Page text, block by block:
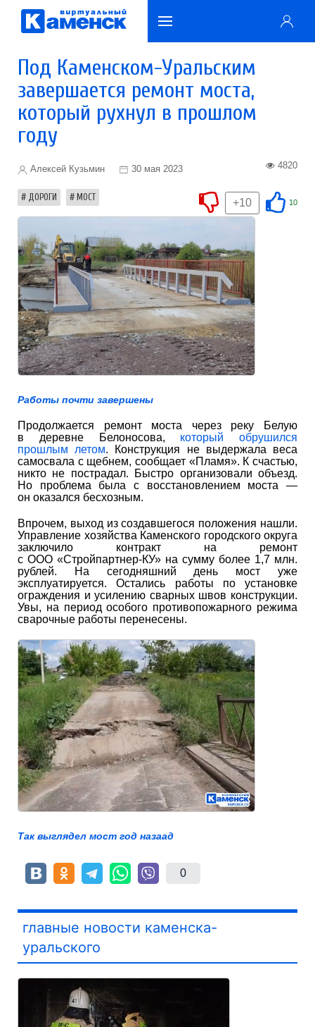
Под Каменском-Уральским
завершается ремонт моста,
который рухнул в прошлом
году
Алексей Кузьмин 30 мая 2023 4820
ДОРОГИ МОСТ 10
+10
Работы почти завершены
Продолжается ремонт моста через реку Белую
в деревне Белоносова, который обрушился
прошлым летом. Конструкция не выдержала веса
самосвала с щебнем, сообщает «Пламя». К счастью,
никто не пострадал. Быстро организовали объезд.
Но проблема была с восстановлением моста —
он оказался бесхозным.
Впрочем, выход из создавшегося положения нашли.
Управление хозяйства Каменского городского округа
заключило контракт на ремонт
с ООО «Стройпартнер-КУ» на сумму более 1,7 млн.
рублей. На сегодняшний день мост уже
эксплуатируется. Остались работы по установке
ограждения и усилению сварных швов конструкции.
Увы, на период особого противопожарного режима
сварочные работы перенесены.
Так выглядел мост год назаад
0
главные новости каменска-
уральского